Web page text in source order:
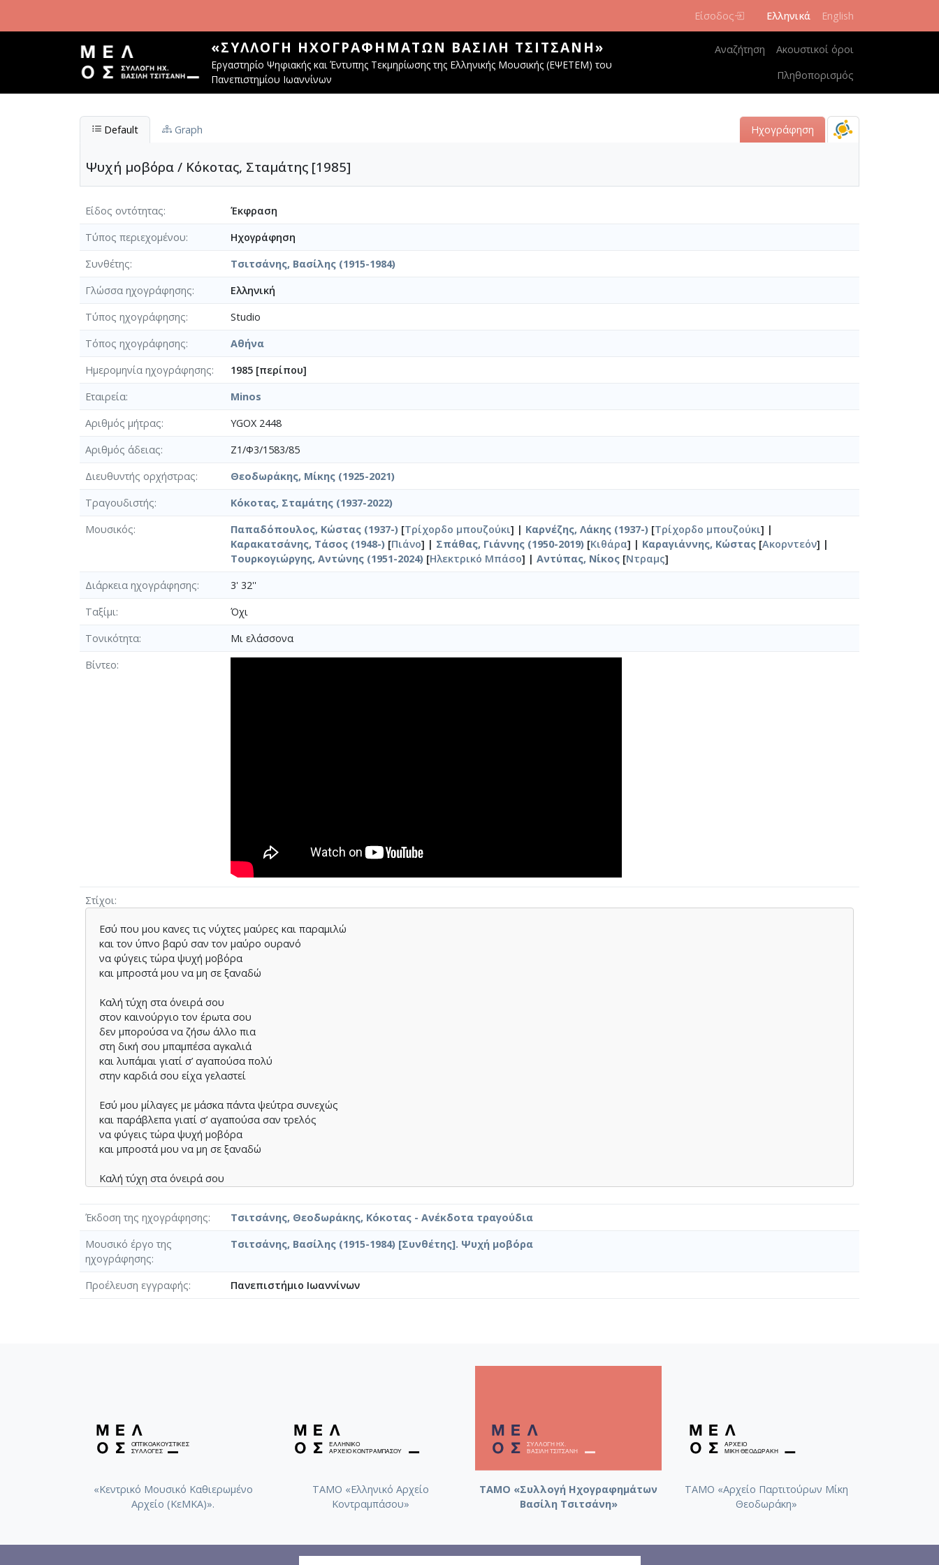
Είσοδος Ελληνικά English
«ΣΥΛΛΟΓΉ ΗΧΟΓΡΑΦΗΜΆΤΩΝ ΒΑΣΊΛΗ ΤΣΙΤΣΆΝΗ»
Εργαστηρίο Ψηφιακής και Έντυπης Τεκμηρίωσης της Ελληνικής Μουσικής (ΕΨΕΤΕΜ) του
Πανεπιστημίου Ιωαννίνων
Κεντρική πλοήγηση
Αναζήτηση
Ακουστικοί όροι
Πληθοπορισμός
Default Graph Ηχογράφηση
Ψυχή μοβόρα / Κόκοτας, Σταμάτης [1985]
Είδος οντότητας
Έκφραση
Τύπος περιεχομένου
Ηχογράφηση
Συνθέτης
Τσιτσάνης, Βασίλης (1915-1984)
Γλώσσα ηχογράφησης
Ελληνική
Τύπος ηχογράφησης
Studio
Τόπος ηχογράφησης
Αθήνα
Ημερομηνία ηχογράφησης
1985 [περίπου]
Εταιρεία
Minos
Αριθμός μήτρας
YGOX 2448
Αριθμός άδειας
Z1/Φ3/1583/85
Διευθυντής ορχήστρας
Θεοδωράκης, Μίκης (1925-2021)
Τραγουδιστής
Κόκοτας, Σταμάτης (1937-2022)
Μουσικός
Παπαδόπουλος, Κώστας (1937-) [Τρίχορδο μπουζούκι] | Καρνέζης, Λάκης (1937-) [Τρίχορδο μπουζούκι] |
Καρακατσάνης, Τάσος (1948-) [Πιάνο] | Σπάθας, Γιάννης (1950-2019) [Κιθάρα] | Καραγιάννης, Κώστας [Ακορντεόν] |
Τουρκογιώργης, Αντώνης (1951-2024) [Ηλεκτρικό Μπάσο] | Αντύπας, Νίκος [Ντραμς]
Διάρκεια ηχογράφησης
3' 32''
Ταξίμι
Όχι
Τονικότητα
Μι ελάσσονα
Βίντεο
Στίχοι
Εσύ που μου κανες τις νύχτες μαύρες και παραμιλώ
και τον ύπνο βαρύ σαν τον μαύρο ουρανό
να φύγεις τώρα ψυχή μοβόρα
και μπροστά μου να μη σε ξαναδώ
Καλή τύχη στα όνειρά σου
στον καινούργιο τον έρωτα σου
δεν μπορούσα να ζήσω άλλο πια
στη δική σου μπαμπέσα αγκαλιά
και λυπάμαι γιατί σ’ αγαπούσα πολύ
στην καρδιά σου είχα γελαστεί
Εσύ μου μίλαγες με μάσκα πάντα ψεύτρα συνεχώς
και παράβλεπα γιατί σ’ αγαπούσα σαν τρελός
να φύγεις τώρα ψυχή μοβόρα
και μπροστά μου να μη σε ξαναδώ
Καλή τύχη στα όνειρά σου
στη δική σου μπαμπέσα αγκαλιά
και λυπάμαι γιατί σ’ αγαπούσα πολύ
στην καρδιά σου είχα γελαστεί
Έκδοση της ηχογράφησης
Τσιτσάνης, Θεοδωράκης, Κόκοτας - Ανέκδοτα τραγούδια
Μουσικό έργο της
ηχογράφησης
Τσιτσάνης, Βασίλης (1915-1984) [Συνθέτης]. Ψυχή μοβόρα
Προέλευση εγγραφής Πανεπιστήμιο Ιωαννίνων
«Κεντρικό Μουσικό Καθιερωμένο
Αρχείο (ΚεΜΚΑ)».
ΤΑΜΟ «Ελληνικό Αρχείο
Κοντραμπάσου»
ΤΑΜΟ «Συλλογή Ηχογραφημάτων
Βασίλη Τσιτσάνη»
ΤΑΜΟ «Αρχείο Παρτιτούρων Μίκη
Θεοδωράκη»